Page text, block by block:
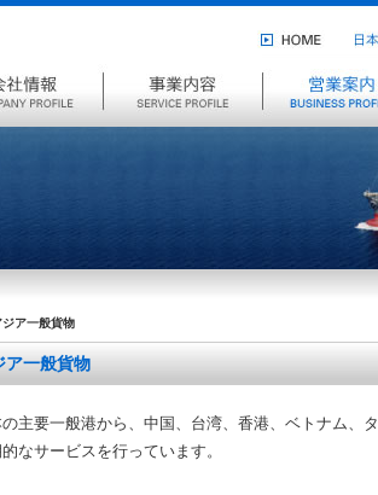
HOME
語
案
内
案
内
ジア一般貨物
ア一般貨物
主要一般港から、中国、台湾、香港、ベトナム、
なサービスを行っています。